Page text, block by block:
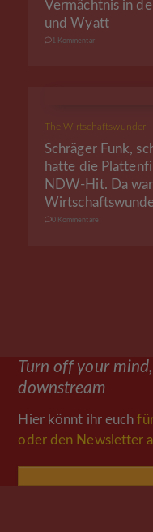
Vermächtnis in
und Wyatt
1 Kommentar
The Wirtschaftswunder
Schräger Funk,
hatte die
NDW-Hit. Da
0 Kommentare
Turn off your
downstream
Hier könnt ihr euch
oder den Newsletter